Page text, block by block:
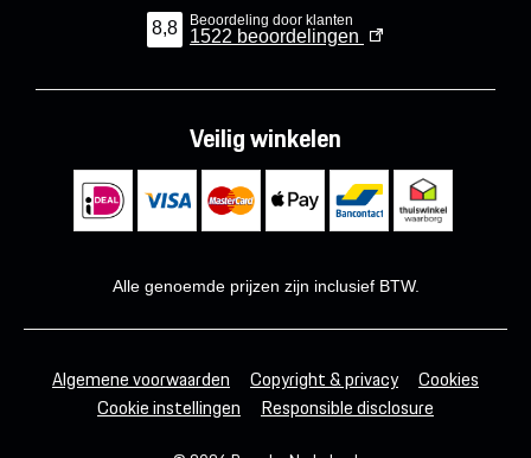
8,8 Beoordeling door klanten
1522 beoordelingen
Veilig winkelen
Alle genoemde prijzen zijn inclusief BTW.
Algemene voorwaarden Copyright & privacy
Cookies
Cookie instellingen
Responsible disclosure